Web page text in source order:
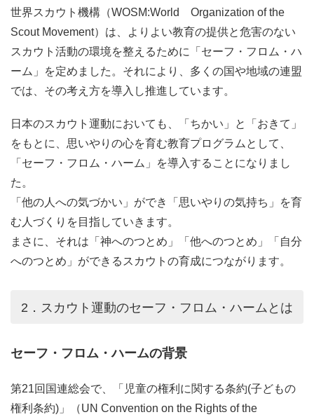
世界スカウト機構（WOSM:World Organization of the
Scout Movement）は、よりよい教育の提供と危害のない
スカウト活動の環境を整えるために「セーフ・フロム・ハ
ーム」を定めました。それにより、多くの国や地域の連盟
では、その考え方を導入し推進しています。
日本のスカウト運動においても、「ちかい」と「おきて」
をもとに、思いやりの心を育む教育プログラムとして、
「セーフ・フロム・ハーム」を導入することになりまし
た。
「他の人への気づかい」ができ「思いやりの気持ち」を育
む人づくりを目指していきます。
まさに、それは「神へのつとめ」「他へのつとめ」「自分
へのつとめ」ができるスカウトの育成につながります。
2．スカウト運動のセーフ・フロム・ハームとは
セーフ・フロム・ハームの背景
第21回国連総会で、「児童の権利に関する条約(子どもの
権利条約)」（UN Convention on the Rights of the